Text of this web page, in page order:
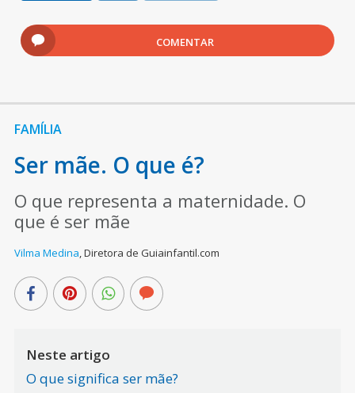
COMENTAR
FAMÍLIA
Ser mãe. O que é?
O que representa a maternidade. O
que é ser mãe
Vilma Medina,Diretora de Guiainfantil.com
Neste artigo
O que significa ser mãe?